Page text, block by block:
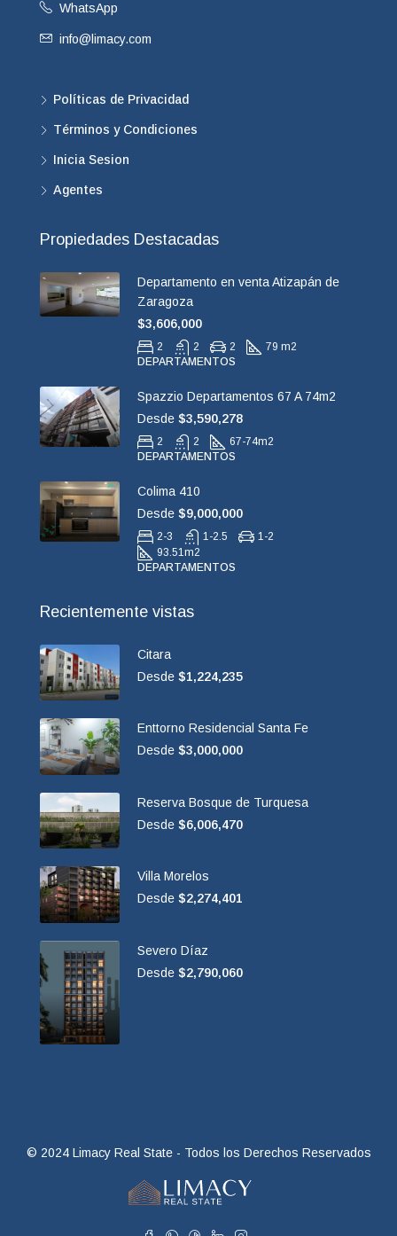
WhatsApp
info@limacy.com
Políticas de Privacidad
Términos y Condiciones
Inicia Sesion
Agentes
Propiedades Destacadas
Departamento en venta Atizapán de
Zaragoza
$3,606,000
2 2 2
79 m2
DEPARTAMENTOS
Spazzio Departamentos 67 A 74m2
Desde $3,590,278
2 2 67-74m2
DEPARTAMENTOS
Colima 410
Desde $9,000,000
2-3 1-2.5
1-2
93.51m2
DEPARTAMENTOS
Recientemente vistas
Citara
Desde $1,224,235
Enttorno Residencial Santa Fe
Desde $3,000,000
Reserva Bosque de Turquesa
Desde $6,006,470
Villa Morelos
Desde $2,274,401
Severo Díaz
Desde $2,790,060
© 2024 Limacy Real State - Todos los Derechos Reservados